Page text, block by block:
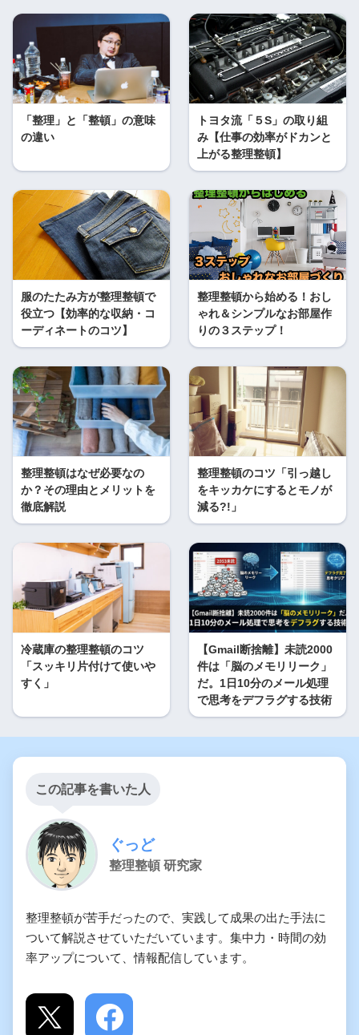
「整理」と「整頓」の意味
の違い
トヨタ流「５S」の取り組
み【仕事の効率がドカンと
上がる整理整頓】
服のたたみ方が整理整頓で
役立つ【効率的な収納・コ
ーディネートのコツ】
整理整頓から始める！おし
ゃれ＆シンプルなお部屋作
りの３ステップ！
整理整頓はなぜ必要なの
か？その理由とメリットを
徹底解説
整理整頓のコツ「引っ越し
をキッカケにするとモノが
減る?!」
冷蔵庫の整理整頓のコツ
「スッキリ片付けて使いや
すく」
【Gmail断捨離】未読2000
件は「脳のメモリリーク」
だ。1日10分のメール処理
で思考をデフラグする技術
この記事を書いた人
ぐっど
整理整頓 研究家
整理整頓が苦手だったので、実践して成果の出た手法に
ついて解説させていただいています。集中力・時間の効
率アップについて、情報配信しています。